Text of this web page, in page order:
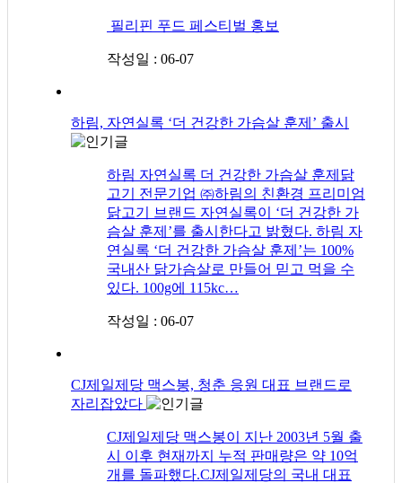
​ 필리핀 푸드 페스티벌 홍보
작성일 : 06-07
하림, 자연실록 ‘더 건강한 가슴살 훈제’ 출시
하림 자연실록 더 건강한 가슴살 훈제닭
고기 전문기업 ㈜하림의 친환경 프리미엄
닭고기 브랜드 자연실록이 ‘더 건강한 가
슴살 훈제’를 출시한다고 밝혔다. 하림 자
연실록 ‘더 건강한 가슴살 훈제’는 100%
국내산 닭가슴살로 만들어 믿고 먹을 수
있다. 100g에 115kc…
작성일 : 06-07
CJ제일제당 맥스봉, 청춘 응원 대표 브랜드로
자리잡았다
CJ제일제당 맥스봉이 지난 2003년 5월 출
시 이후 현재까지 누적 판매량은 약 10억
개를 돌파했다.CJ제일제당의 국내 대표